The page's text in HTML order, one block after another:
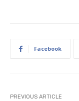
Facebook
PREVIOUS ARTICLE